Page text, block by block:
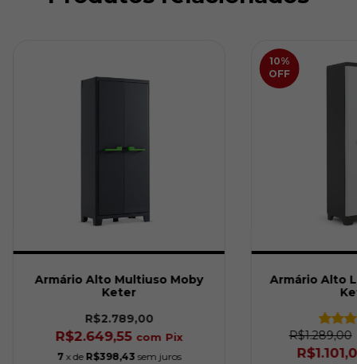
Armário Alto Multiuso Moby
Keter
R$2.789,00
R$2.649,55 com Pix
7 x de R$398,43 sem juros
10%
OFF
Armário Alto
R$1.289,00